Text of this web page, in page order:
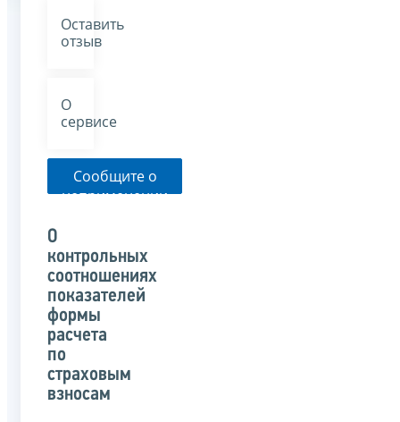
Оставить
отзыв
О
сервисе
Сообщите о
неприменении
указанного
письма
О
контрольных
соотношениях
показателей
формы
расчета
по
страховым
взносам